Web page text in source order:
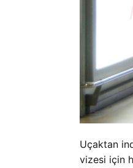
Uçaktan
vizesi için